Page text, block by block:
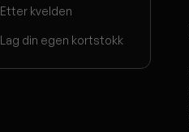
Etter kvelden
Lag din egen kortstokk